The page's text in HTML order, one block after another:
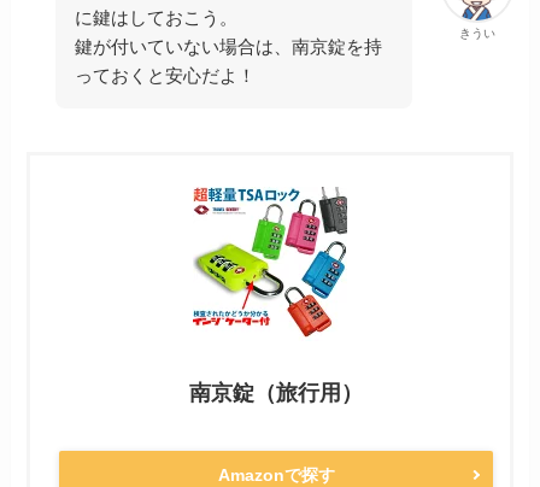
きうい
に鍵はしておこう。
鍵が付いていない場合は、南京錠を持
っておくと安心だよ！
南京錠（旅行用）
Amazonで探す